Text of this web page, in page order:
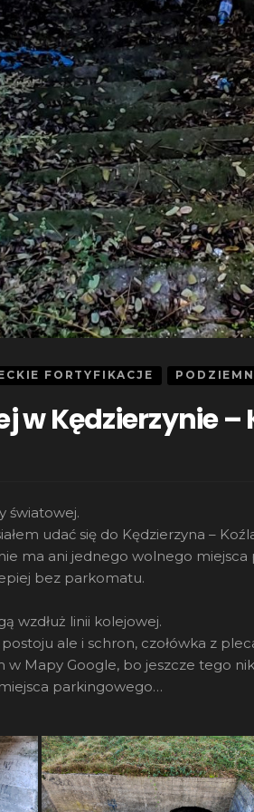
FORTYFIKACJE
w Kędzierzynie –
światowej.
udać się do Kędzierzyna –
ma ani jednego wolnego
bez parkomatu.
wzdłuż linii kolejowej.
ale i schron, czołówka z
w Mapy Google, bo jeszcze tego
parkingowego…